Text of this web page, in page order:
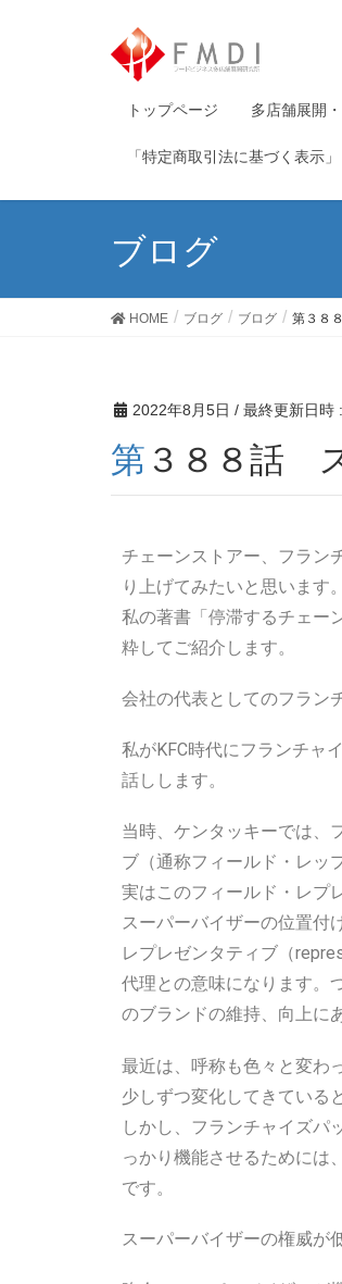
トップページ 多店舗展開
「特定商取引法に基づく表示」
ブログ
HOME ブログ ブログ 第３８
2022年8月5日 / 最終更新日時 :
第３８８話
チェーンストアー、フラン
り上げてみたいと思います。
私の著書「停滞するチェー
粋してご紹介します。
会社の代表としてのフラン
私がKFC時代にフランチャ
話しします。
当時、ケンタッキーでは、
ブ（通称フィールド・レッ
実はこのフィールド・レプ
スーパーバイザーの位置付
レプレゼンタティブ（
代理との意味になります。
のブランドの維持、向上に
最近は、呼称も色々と変わ
少しずつ変化してきている
しかし、フランチャイズパ
っかり機能させるためには
です。
スーパーバイザーの権威が